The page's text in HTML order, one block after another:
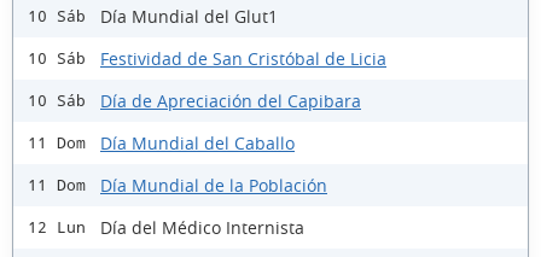
10 Sáb Día Mundial del Glut1
10 Sáb Festividad de San Cristóbal de Licia
10 Sáb Día de Apreciación del Capibara
11 Dom Día Mundial del Caballo
11 Dom Día Mundial de la Población
12 Lun Día del Médico Internista